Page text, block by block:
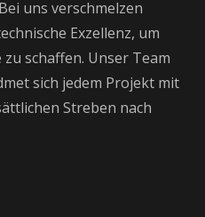
uns verschmelzen
Exzellenz, um
schaffen. Unser Team
sich jedem Projekt mit
Streben nach